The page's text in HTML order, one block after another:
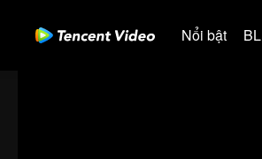
Nổi bật BL